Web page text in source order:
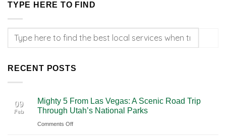
TYPE HERE TO FIND
RECENT POSTS
09
Feb
Mighty 5 From Las Vegas: A Scenic Road Trip
Through Utah’s National Parks
Comments Offon